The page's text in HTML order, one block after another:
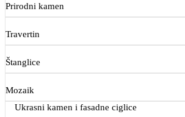
Prirodni kamen
Travertin
Štanglice
Mozaik
Ukrasni kamen i fasadne ciglice